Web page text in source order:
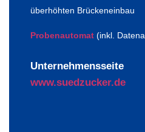
überhöhten Brückeneinbau
Probenautomat (inkl.
Unternehmensseite
www.suedzucker.de